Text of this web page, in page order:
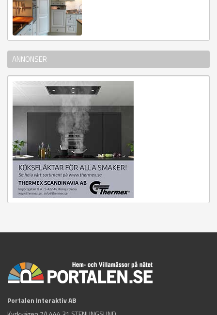
ANNONSER
Portalen Interaktiv AB